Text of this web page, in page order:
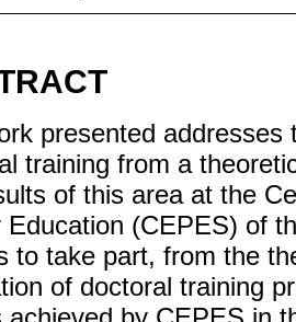
presented
training from a
of this area at the
Education (CEPES) of
to take part, from the
of doctoral training